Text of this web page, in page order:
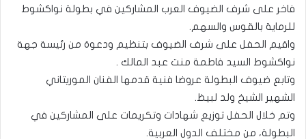
فاخر على شرف الضيوف العرب المشاركين في بطولة نواكشوط
للرماية بالقوس والسهم.
واقيم الحفل على شرف الضيوف بتنظيم ودعوة من رئيسة جهة
نواكشوط السيد فاطمة منت عبد المالك .
وتابع ضيوف البطولة عروضا فنية قدمها الفنان الموريتاني
الشهير الشيخ ولد لبيظ.
وتم خلال الحفل توزيع شهادات وتكريمات على المشاركين في
البطولة، من مختلف الدول العربية.